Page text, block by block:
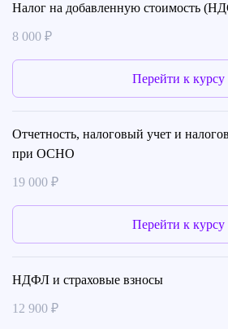
Налог на добавленную стоимость
8 000 ₽
Перейти к курсу
Отчетность, налоговый учет и
при ОСНО
19 000 ₽
Перейти к курсу
НДФЛ и страховые взносы
12 900 ₽